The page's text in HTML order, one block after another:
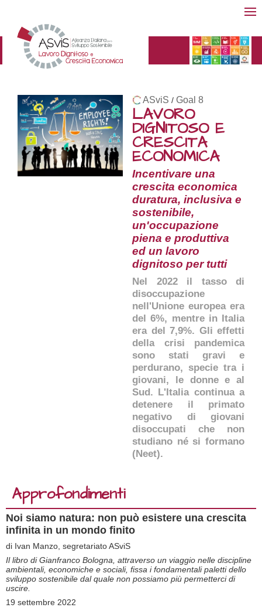
ASviS / Goal 8
LAVORO
DIGNITOSO E
CRESCITA
ECONOMICA
Incentivare una
crescita economica
duratura, inclusiva e
sostenibile,
un'occupazione
piena e produttiva
ed un lavoro
dignitoso per tutti
Nel 2022 il tasso di
disoccupazione
nell'Unione europea era
del 6%, mentre in Italia
era del 7,9%. Gli effetti
della crisi pandemica
sono stati gravi e
perdurano, specie tra i
giovani, le donne e al
Sud. L'Italia continua a
detenere il primato
negativo di giovani
disoccupati che non
studiano né si formano
(Neet).
Approfondimenti
Noi siamo natura: non può esistere una crescita
infinita in un mondo finito
di Ivan Manzo, segretariato ASviS
Il libro di Gianfranco Bologna, attraverso un viaggio nelle discipline
ambientali, economiche e sociali, fissa i fondamentali paletti dello
sviluppo sostenibile dal quale non possiamo più permetterci di
uscire.
19 settembre 2022